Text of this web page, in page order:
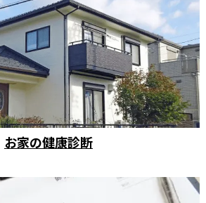
お家の健康診断